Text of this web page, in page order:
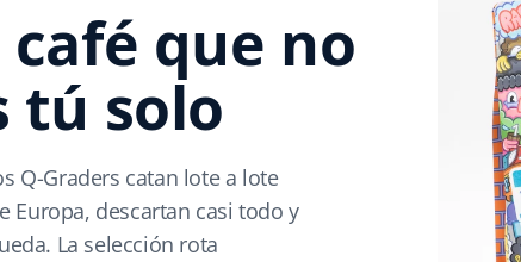
café que no
tú solo
Q-Graders catan lote a lote
Europa, descartan casi todo y
La selección rota